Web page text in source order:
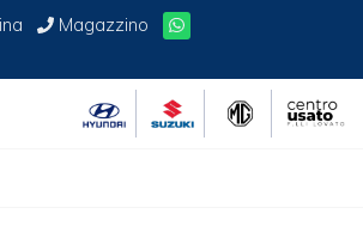
Magazzino